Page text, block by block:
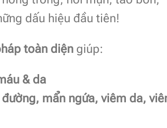
dấu hiệu đầu tiên!
toàn diện giúp:
& da
mẩn ngứa, viêm da,